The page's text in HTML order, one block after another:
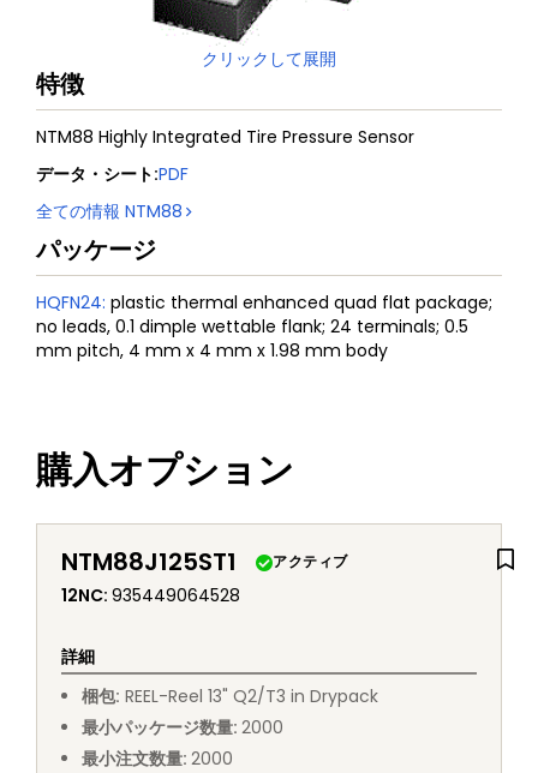
クリックして展開
特徴
NTM88 Highly Integrated Tire Pressure Sensor
データ・シート:PDF
全ての情報 NTM88
パッケージ
HQFN24: plastic thermal enhanced quad flat package;
no leads, 0.1 dimple wettable flank; 24 terminals; 0.5
mm pitch, 4 mm x 4 mm x 1.98 mm body
購入オプション
NTM88J125ST1 アクティブ
12NC: 935449064528
詳細
梱包: REEL-Reel 13" Q2/T3 in Drypack
最小パッケージ数量: 2000
最小注文数量: 2000